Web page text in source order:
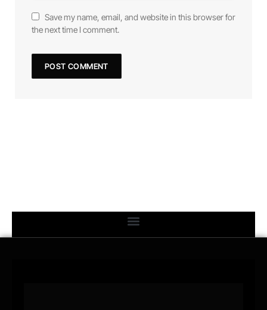
Save my name, email, and website in this browser for
the next time I comment.